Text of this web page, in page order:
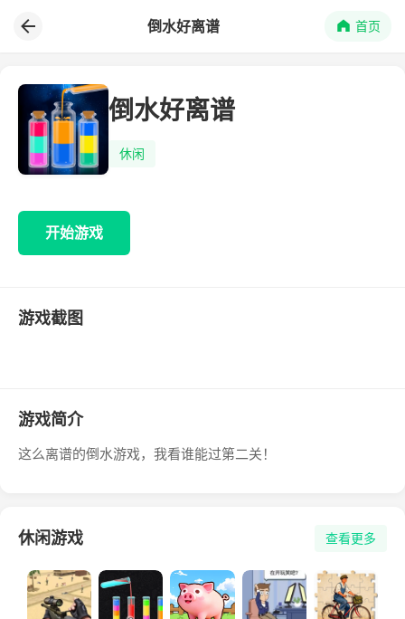
倒水好离谱 首页
倒水好离谱
休闲
开始游戏
游戏截图
游戏简介
这么离谱的倒水游戏，我看谁能过第二关！
休闲游戏 查看更多